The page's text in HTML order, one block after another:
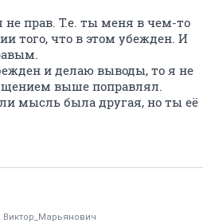
не прав. Т.е. ты меня в чем-то
того, что в этом убежден. И
и делаю выводы, то я не
выше поправлял.
мысль была другая, но ты её
Виктор_Марьянович